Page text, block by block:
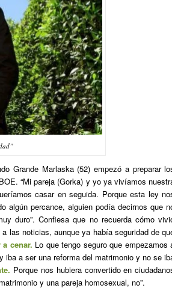
Grande Marlaska (52) empezó a preparar
“Mi pareja (Gorka) y yo ya vivíamos
casar en seguida. Porque esta ley
algún percance, alguien podía decirnos que
duro”. Confiesa que no recuerda cómo
las noticias, aunque ya había seguridad de
cenar. Lo que tengo seguro que empezamos
a ser una reforma del matrimonio y no se
Porque nos hubiera convertido en
y una pareja homosexual, no”.